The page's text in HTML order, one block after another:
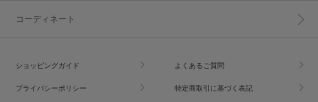
コーディネート
ショッピングガイド よくあるご質問
プライバシーポリシー 特定商取引に基づく表記